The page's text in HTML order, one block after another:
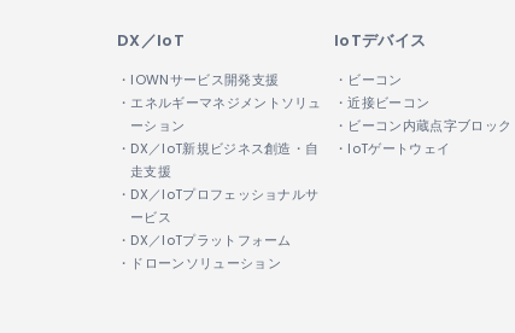
DX／IoT
・IOWNサービス開発支援
・エネルギーマネジメントソリュ
ーション
・DX／IoT新規ビジネス創造・自
走支援
・DX／IoTプロフェッショナルサ
ービス
・DX／IoTプラットフォーム
・ドローンソリューション
IoTデバイス
・ビーコン
・近接ビーコン
・ビーコン内蔵点字ブロック
・IoTゲートウェイ